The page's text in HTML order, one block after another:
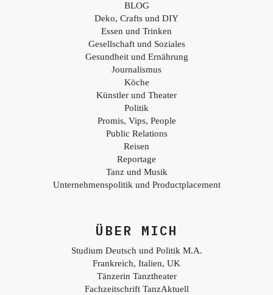
BLOG
Deko, Crafts und DIY
Essen und Trinken
Gesellschaft und Soziales
Gesundheit und Ernährung
Journalismus
Köche
Künstler und Theater
Politik
Promis, Vips, People
Public Relations
Reisen
Reportage
Tanz und Musik
Unternehmenspolitik und Productplacement
ÜBER MICH
Studium Deutsch und Politik M.A.
Frankreich, Italien, UK
Tänzerin Tanztheater
Fachzeitschrift TanzAktuell